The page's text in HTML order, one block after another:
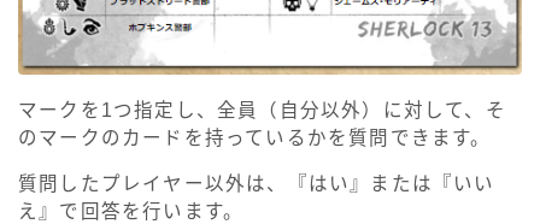
マークを1つ指定し、全員（自分以外）に対して、そ
のマークのカードを持っているかを質問できます。
質問したプレイヤー以外は、『はい』または『いい
え』で回答を行います。